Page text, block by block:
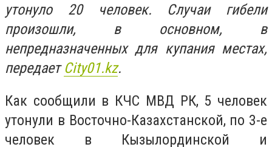
утонуло 20 человек. Случаи гибели
произошли, в основном, в
непредназначенных для купания местах,
передаетСity01.kz.
Как сообщили в КЧС МВД РК, 5 человек
утонули в Восточно-Казахстанской, по 3-е
человек в Кызылординской и